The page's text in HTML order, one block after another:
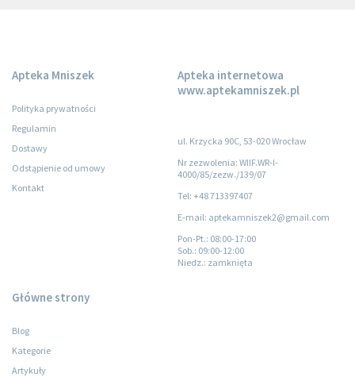
Apteka Mniszek
Polityka prywatności
Regulamin
Dostawy
Odstąpienie od umowy
Kontakt
Apteka internetowa
www.aptekamniszek.pl
ul. Krzycka 90C, 53-020 Wrocław
Nr zezwolenia: WIIF.WR-I-
4000/85/zezw./139/07
Tel: +48 713397407
E-mail: aptekamniszek2@gmail.com
Pon-Pt.: 08:00-17:00
Sob.: 09:00-12:00
Niedz.: zamknięta
Główne strony
Blog
Kategorie
Artykuły